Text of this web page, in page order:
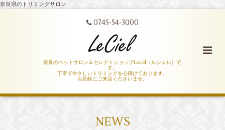
奈良県のトリミングサロン
0745-54-3000
奈良のペットサロン＆セレクトショップLeciel（ルシェル）で
す。
丁寧でやさしいトリミングを心掛けております。
お気軽にご来店くださいませ。
NEWS